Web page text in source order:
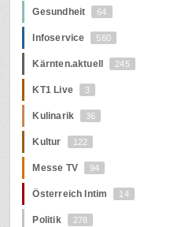
Gesundheit 64
Infoservice 560
Kärnten.aktuell 245
KT1 Live 3
Kulinarik 36
Kultur 122
Messe TV 94
Österreich Intim 14
Politik 278